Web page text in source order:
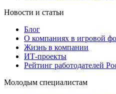
Новости и статьи
Блог
О компаниях в игровой
Жизнь в компании
ИТ-проекты
Рейтинг работодателей
Молодым специалистам